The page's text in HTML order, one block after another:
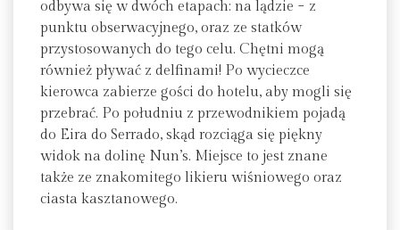
odbywa się w dwóch etapach: na lądzie − z
punktu obserwacyjnego, oraz ze statków
przystosowanych do tego celu. Chętni mogą
również pływać z delfinami! Po wycieczce
kierowca zabierze gości do hotelu, aby mogli się
przebrać. Po południu z przewodnikiem pojadą
do Eira do Serrado, skąd rozciąga się piękny
widok na dolinę Nun’s. Miejsce to jest znane
także ze znakomitego likieru wiśniowego oraz
ciasta kasztanowego.